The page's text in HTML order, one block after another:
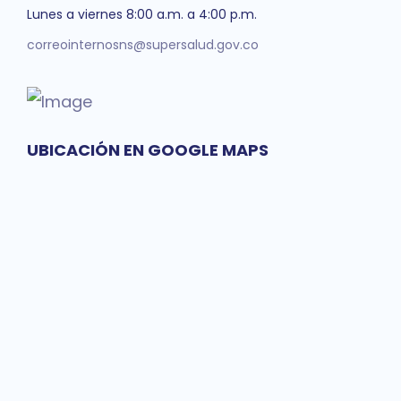
UBICACIÓN EN GOOGLE MAPS
Lunes a viernes 8:00 a.m. a 4:00 p.m.
correointernosns@supersalud.gov.co